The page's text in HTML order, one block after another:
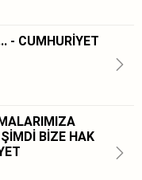
- CUMHURİYET
ŞİMDİ BİZE HAK